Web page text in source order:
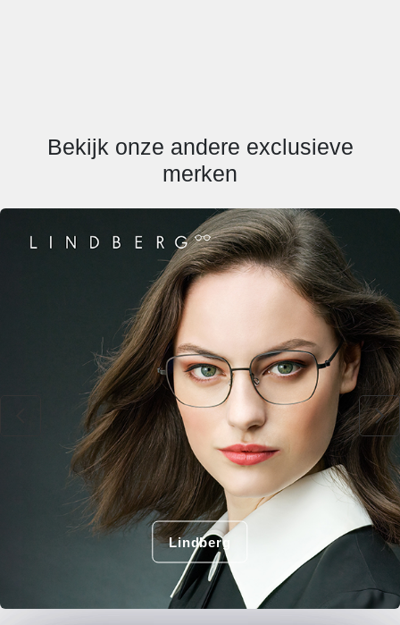
Bekijk onze andere exclusieve
merken
Lindberg